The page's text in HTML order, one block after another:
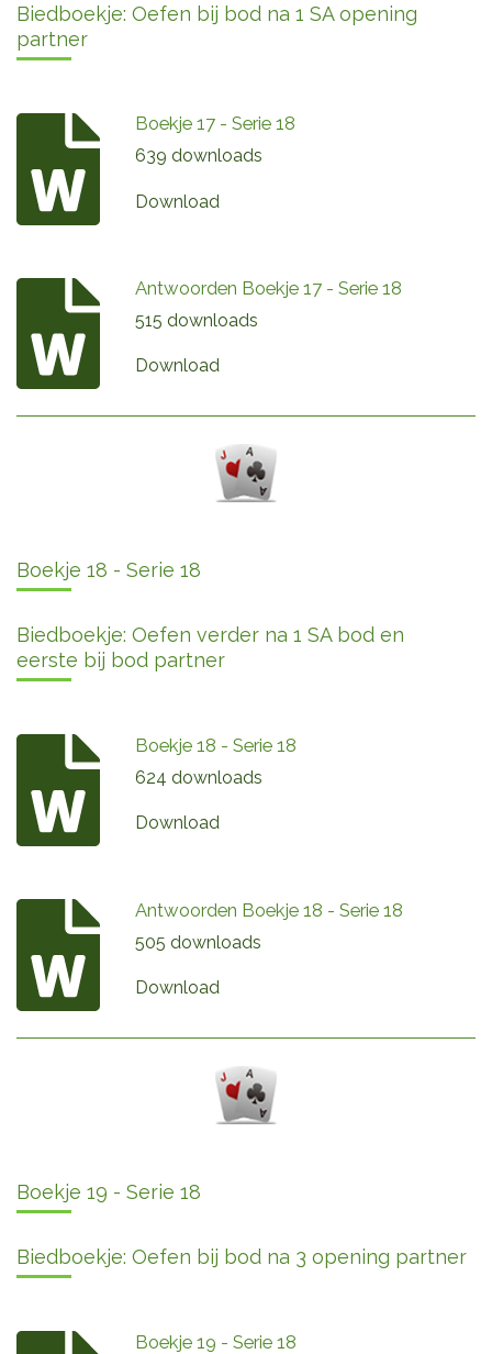
Biedboekje: Oefen bij bod na 1 SA opening
partner
Boekje 17 - Serie 18
639 downloads
Download
Antwoorden Boekje 17 - Serie 18
515 downloads
Download
Boekje 18 - Serie 18
Biedboekje: Oefen verder na 1 SA bod en
eerste bij bod partner
Boekje 18 - Serie 18
624 downloads
Download
Antwoorden Boekje 18 - Serie 18
505 downloads
Download
Boekje 19 - Serie 18
Biedboekje: Oefen bij bod na 3 opening partner
Boekje 19 - Serie 18